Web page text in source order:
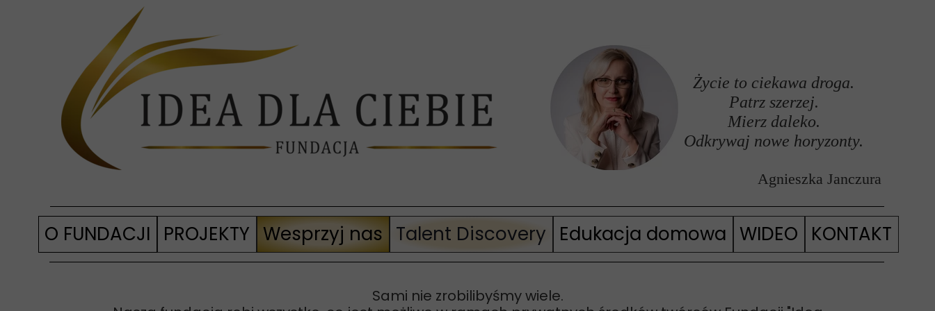
Sami nie zrobilibyśmy wiele.
Życie to ciekawa droga.
Patrz szerzej.
Mierz daleko.
Odkrywaj nowe horyzonty.
Agnieszka Janczura
O FUNDACJI
Nasza fundacja
PROJEKTY
Hejt? Nie w naszej gminie! 2025
Wesprzyj nas Talent Discovery Edukacja domowa WIDEO KONTAKT